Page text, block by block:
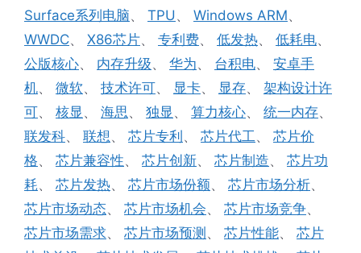
Surface系列电脑、 TPU、 Windows ARM、
WWDC、 X86芯片、 专利费、 低发热、 低耗电、
公版核心、 内存升级、 华为、 台积电、 安卓手
机、 微软、 技术许可、 显卡、 显存、 架构设计许
可、 核显 、 海思、 独显 、 算力核心、 统一内存、
联发科、 联想 、 芯片专利、 芯片代工 、 芯片价
格、 芯片兼容性、 芯片创新、 芯片制造、 芯片功
耗、 芯片发热、 芯片市场份额、 芯片市场分析、
芯片市场动态、 芯片市场机会、 芯片市场竞争、
芯片市场需求、 芯片市场预测、 芯片性能、 芯片